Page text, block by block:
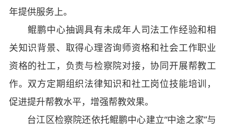
年提供服务上。
鲲鹏中心抽调具有未成年人司法工作经验和相
关知识背景、取得心理咨询师资格和社会工作职业
资格的社工，负责与检察院对接，协同开展帮教工
作。双方定期组织法律知识和社工岗位技能培训，
促进提升帮教水平，增强帮教效果。
台江区检察院还依托鲲鹏中心建立“中途之家”与